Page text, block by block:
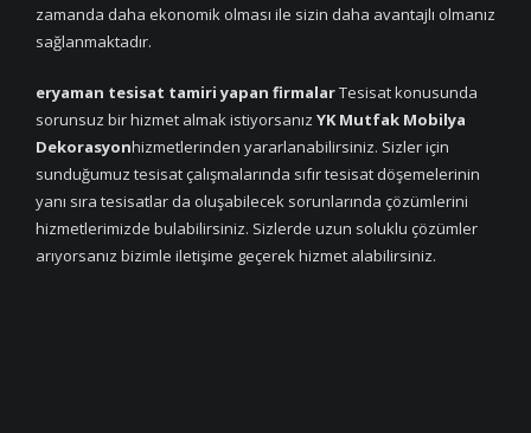
zamanda daha ekonomik olması ile sizin daha avantajlı olmanız
sağlanmaktadır.
eryaman tesisat tamiri yapan firmalarTesisat konusunda
sorunsuz bir hizmet almak istiyorsanız YK Mutfak Mobilya
Dekorasyonhizmetlerinden yararlanabilirsiniz. Sizler için
sunduğumuz tesisat çalışmalarında sıfır tesisat döşemelerinin
yanı sıra tesisatlar da oluşabilecek sorunlarında çözümlerini
hizmetlerimizde bulabilirsiniz. Sizlerde uzun soluklu çözümler
arıyorsanız bizimle iletişime geçerek hizmet alabilirsiniz.